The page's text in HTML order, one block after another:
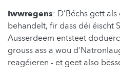
Iwwregens: D’Béchs gëtt
behandelt, fir dass déi éischt
Ausserdeem entsteet
grouss ass a wou
reagéieren - et geet also